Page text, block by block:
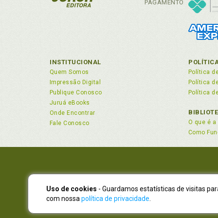
3 O
4 O
B
C
PAGAMENTO
INSTITUCIONAL
Quem Somos
Impressão Digital
Publique Conosco
Juruá eBooks
Onde Encontrar
Fale Conosco
Política
Política
Política
O que é a
Como
NOVO
Uso de cookies - Guardamos estatísticas de visitas
com nossa política de privacidade